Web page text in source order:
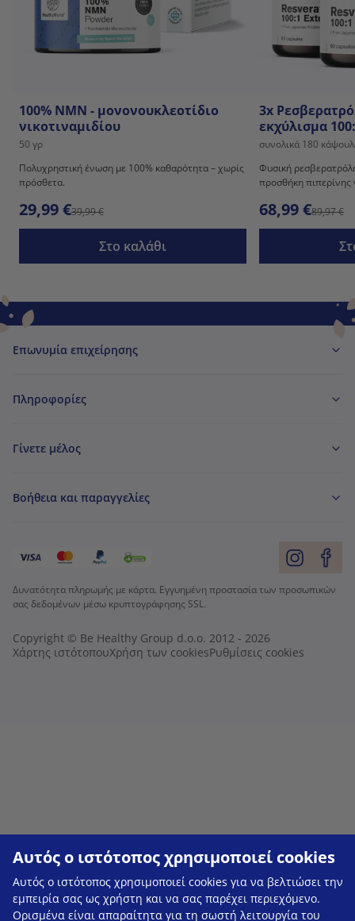
Αυτός ο ιστότοπος χρησιμοποιεί cookies
Αυτός ο ιστότοπος χρησιμοποιεί cookies για να βελτιώσει την
εμπειρία σας ως χρήστη και να σας παρέχει περιεχόμενο.
Ορισμένα είναι απαραίτητα για τη σωστή λειτουργία του
100% NMN - μονονουκλεοτίδιο
νικοτιναμιδίου
50 γρ
Πολυχρηστική ένωση με 100% καθαρότητα – χωρίς
πρόσθετα.
29,99 €39,99 €
Στο καλάθι
3x
εκχύλισμα
συνολικά 180
Φυσική
προσθήκη πιπερίνης
68,99 €89,97 €
Επωνυμία επιχείρησης
Πληροφορίες
Γίνετε μέλος
Βοήθεια και παραγγελίες
Δυνατότητα πληρωμής με κάρτα. Εγγυημένη προστασία των προσωπικών
σας δεδομένων μέσω κρυπτογράφησης SSL.
Copyright © Be Healthy Group d.o.o. 2012 - 2026
Χάρτης ιστότοπουΧρήση των cookiesΡυθμίσεις cookies